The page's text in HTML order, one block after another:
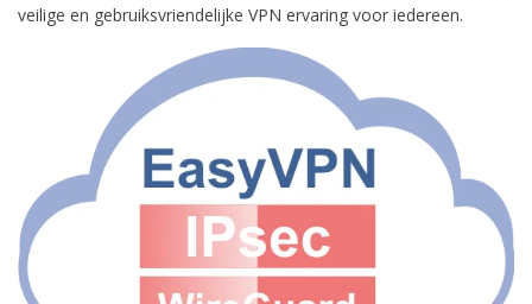
veilige en gebruiksvriendelijke VPN ervaring voor iedereen.